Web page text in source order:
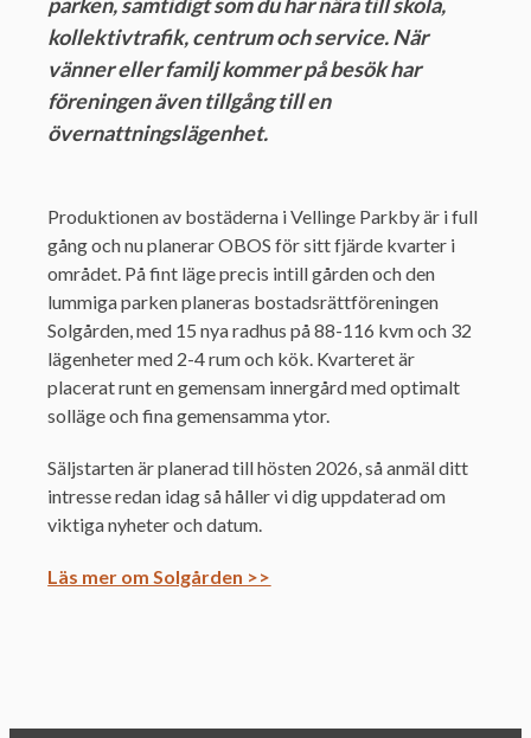
kollektivtrafik, centrum och service. När
vänner eller familj kommer på besök har
föreningen även tillgång till en
övernattningslägenhet.
Produktionen av bostäderna i Vellinge Parkby är i full
gång och nu planerar OBOS för sitt fjärde kvarter i
området. På fint läge precis intill gården och den
lummiga parken planeras bostadsrättföreningen
Solgården, med 15 nya radhus på 88-116 kvm och 32
lägenheter med 2-4 rum och kök. Kvarteret är
placerat runt en gemensam innergård med optimalt
solläge och fina gemensamma ytor.
Säljstarten är planerad till hösten 2026, så anmäl ditt
intresse redan idag så håller vi dig uppdaterad om
viktiga nyheter och datum.
Läs mer om Solgården >>